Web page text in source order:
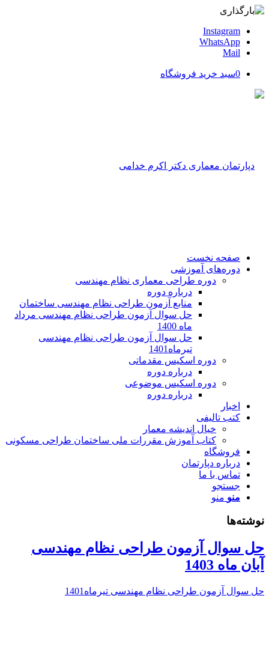
Instagram
WhatsApp
Mail
0سبد خرید فروشگاه
صفحه نخست
دوره‌های آموزشی
دوره طراحی معماری نظام مهندسی
درباره دوره
منابع آزمون طراحی نظام مهندسی ساختمان
حل سوال آزمون طراحی نظام مهندسی مرداد
ماه 1400
حل سوال آزمون طراحی نظام مهندسی
تیرماه1401
دوره اسکیس مقدماتی
درباره دوره
دوره اسکیس موضوعی
درباره دوره
اخبار
کتب تالیفی
خیال اندیشه معمار
کتاب آموزش مقررات ملی ساختمان طراحی مسکونی
فروشگاه
درباره دپارتمان
تماس با ما
جستجو
منو منو
نوشته‌ها
حل سوال آزمون طراحی نظام مهندسی
آبان ماه 1403
حل سوال آزمون طراحی نظام مهندسی تیرماه1401